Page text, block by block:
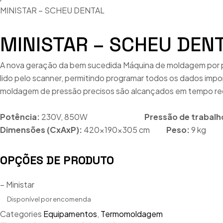
MINISTAR – SCHEU DENTAL
MINISTAR – SCHEU
A nova geração da bem sucedida Máquina de moldagem
lido pelo scanner, permitindo programar todos os dados
moldagem de pressão precisos são alcançados em tempo
Potência: 230V, 850W Pressão de
Dimensões (CxAxP): 420x190x305 cm Peso:9 kg
OPÇÕES DE PRODUTO
– Ministar
Disponível por encomenda
Categories Equipamentos, Termomoldagem